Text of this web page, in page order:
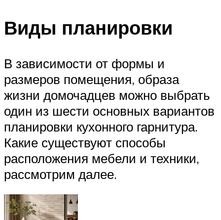
Виды планировки
В зависимости от формы и
размеров помещения, образа
жизни домочадцев можно выбрать
один из шести основных вариантов
планировки кухонного гарнитура.
Какие существуют способы
расположения мебели и техники,
рассмотрим далее.